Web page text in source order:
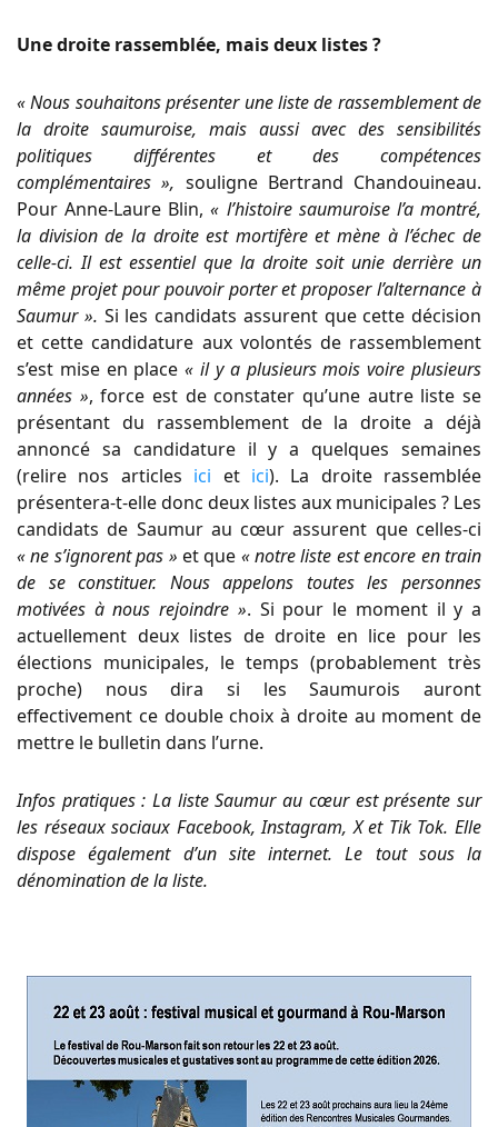
Une droite rassemblée, mais deux listes ?
« Nous souhaitons présenter une liste de rassemblement de
la droite saumuroise, mais aussi avec des sensibilités
politiques différentes et des compétences
complémentaires », souligne Bertrand Chandouineau.
Pour Anne-Laure Blin,« l’histoire saumuroise l’a montré,
la division de la droite est mortifère et mène à l’échec de
celle-ci. Il est essentiel que la droite soit unie derrière un
même projet pour pouvoir porter et proposer l’alternance à
Saumur ». Si les candidats assurent que cette décision
et cette candidature aux volontés de rassemblement
s’est mise en place« il y a plusieurs mois voire plusieurs
années », force est de constater qu’une autre liste se
présentant du rassemblement de la droite a déjà
annoncé sa candidature il y a quelques semaines
(relire nos articles ici et ici). La droite rassemblée
présentera-t-elle donc deux listes aux municipales ? Les
candidats de Saumur au cœur assurent que celles-ci
« ne s’ignorent pas » et que « notre liste est encore en train
de se constituer. Nous appelons toutes les personnes
motivées à nous rejoindre ». Si pour le moment il y a
actuellement deux listes de droite en lice pour les
élections municipales, le temps (probablement très
proche) nous dira si les Saumurois auront
effectivement ce double choix à droite au moment de
mettre le bulletin dans l’urne.
Infos pratiques : La liste Saumur au cœur est présente sur
les réseaux sociaux Facebook, Instagram, X et Tik Tok. Elle
dispose également d’un site internet. Le tout sous la
dénomination de la liste.